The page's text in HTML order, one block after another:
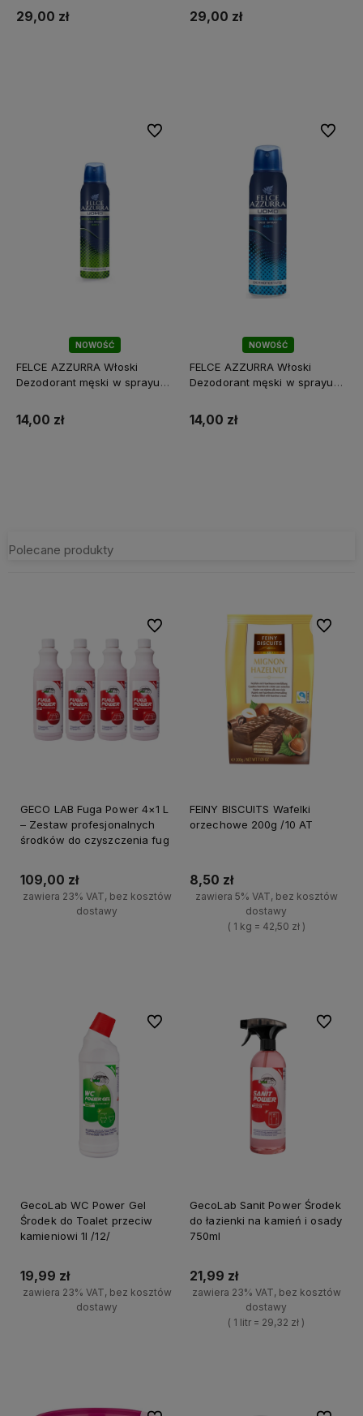
2x75ml Dwupak
29,00 zł 29,00 zł
NOWOŚĆ
FELCE AZZURRA Włoski
Dezodorant męski w sprayu
14,00 zł
Do ulubionych
NOWOŚĆ
FELCE AZZURRA Włoski
Dezodorant męski w sprayu
14,00 zł
Do
Polecane produkty
GECO LAB Fuga Power 4×1 L
– Zestaw profesjonalnych
środków do czyszczenia fug
109,00 zł
zawiera 23% VAT, bez kosztów
dostawy
Do ulubionych
FEINY BISCUITS Wafelki
orzechowe 200g /10 AT
8,50 zł
zawiera 5% VAT, bez kosztów
dostawy
( 1 kg = 42,50 zł )
Do
GecoLab WC Power Gel
Środek do Toalet przeciw
kamieniowi 1l /12/
19,99 zł
zawiera 23% VAT, bez kosztów
dostawy
Do ulubionych
GecoLab Sanit Power Środek
do łazienki na kamień i osady
750ml
21,99 zł
zawiera 23% VAT, bez kosztów
dostawy
( 1 litr = 29,32 zł )
Do